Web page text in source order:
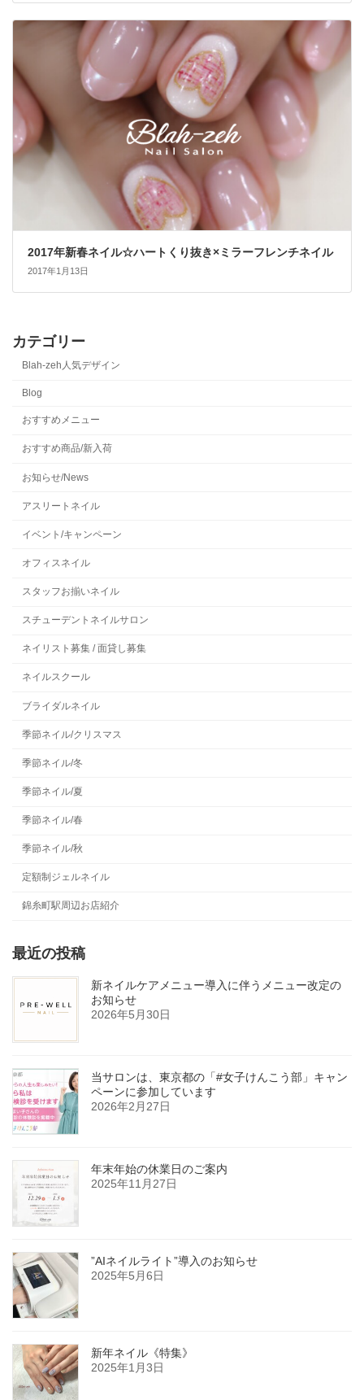
2017年新春ネイル☆ハートくり抜き×ミラーフレンチネイル
2017年1月13日
カテゴリー
Blah-zeh人気デザイン
Blog
おすすめメニュー
おすすめ商品/新入荷
お知らせ/News
アスリートネイル
イベント/キャンペーン
オフィスネイル
スタッフお揃いネイル
スチューデントネイルサロン
ネイリスト募集 / 面貸し募集
ネイルスクール
ブライダルネイル
季節ネイル/クリスマス
季節ネイル/冬
季節ネイル/夏
季節ネイル/春
季節ネイル/秋
定額制ジェルネイル
錦糸町駅周辺お店紹介
最近の投稿
新ネイルケアメニュー導入に伴うメニュー改定の
お知らせ
2026年5月30日
当サロンは、東京都の「#女子けんこう部」キャン
ペーンに参加しています
2026年2月27日
年末年始の休業日のご案内
2025年11月27日
”AIネイルライト”導入のお知らせ
2025年5月6日
新年ネイル《特集》
2025年1月3日